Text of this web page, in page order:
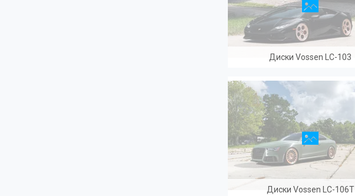
Диски Vossen LC-103
Диски Vossen LC-106T